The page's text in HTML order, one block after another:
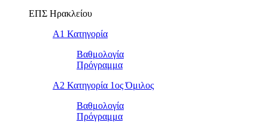
ΕΠΣ Ηρακλείου
Α1 Κατηγορία
Βαθμολογία
Πρόγραμμα
Α2 Κατηγορία 1ος Όμιλος
Βαθμολογία
Πρόγραμμα